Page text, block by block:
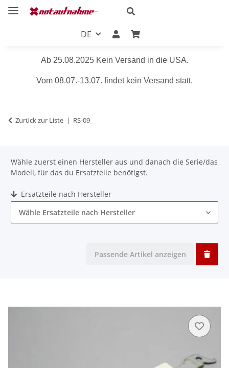
DE
Ab 25.08.2025 Kein Versand in die USA.
Vom 08.07.-13.07. findet kein Versand statt.
Zurück zur Liste RS-09
Wähle zuerst einen Hersteller aus und danach die Serie/das
Modell, für das du Ersatzteile benötigst.
Ersatzteile nach Hersteller
Wähle Ersatzteile nach Hersteller
Passende Artikel anzeigen